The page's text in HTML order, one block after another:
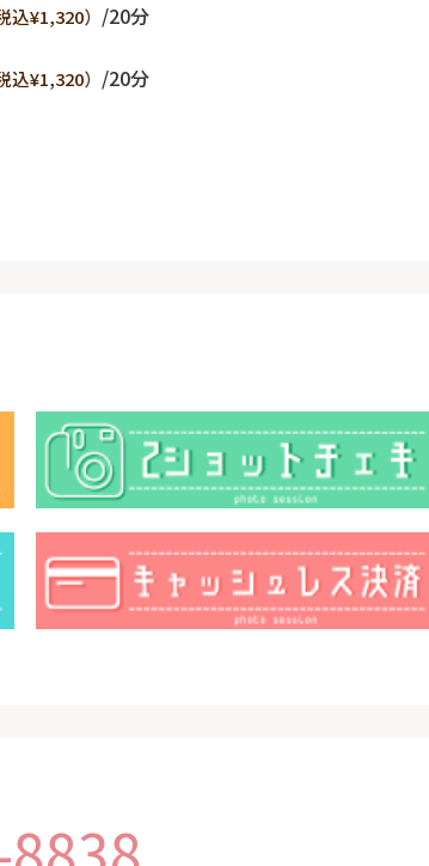
込¥1,320） /20分
込¥1,320） /20分